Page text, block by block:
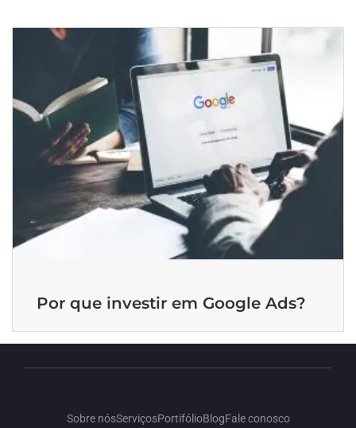
Por que investir em Google Ads?
Sobre nósServiçosPortifólioBlogFale conosco